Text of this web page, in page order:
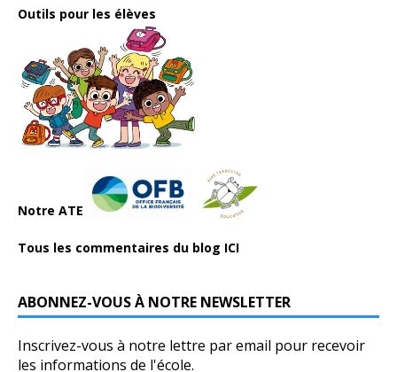
Outils pour les élèves
Notre ATE
Tous les commentaires du blog ICI
ABONNEZ-VOUS À NOTRE NEWSLETTER
Inscrivez-vous à notre lettre par email pour recevoir
les informations de l'école.